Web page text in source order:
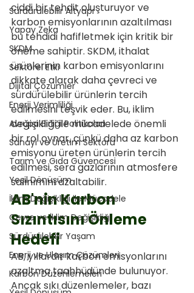
Sürdürülebilir Altyapı
Yapay Zeka
SKDM
Sektörel Etki
Dijital Çözümler
Enerji Verimliliği
Avrupa Birliği Politikaları
Sanayi ve Üretim Sektörü
Tarım ve Gıda Güvencesi
Yeşil Dönüşüm
İklim Değişikliği ile Mücadele
Çevre ve İklim Değişikliği
Sürdürülebilir Yaşam
Enerji ve Ulaşım Çözümleri
Karbon Düzenlemeleri
ciddi bir tehdit oluşturuyor ve
karbon emisyonlarının azaltılması
bu tehdidi hafifletmek için kritik bir
öneme sahiptir. SKDM, ithalat
ürünlerinin karbon emisyonlarını
dikkate alarak daha çevreci ve
sürdürülebilir ürünlerin tercih
edilmesini teşvik eder. Bu, iklim
değişikliği ile mücadelede önemli
bir rol oynar, çünkü daha az karbon
emisyonu üreten ürünlerin tercih
edilmesi, sera gazlarının atmosfere
salınımını azaltabilir.
AB'nin Karbon
Sızıntısını Önleme
Hedefi
AB, yıllardır karbon emisyonlarını
azaltma taahhüdünde bulunuyor.
Ancak sıkı düzenlemeler, bazı